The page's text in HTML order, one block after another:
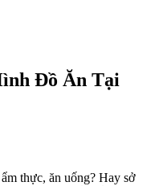
Đồ Ăn Tại
thực, ăn uống? Hay sở